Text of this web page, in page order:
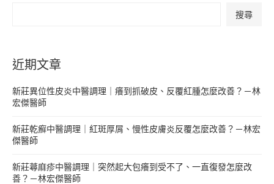
搜尋
近期文章
新莊異位性皮炎中醫調理｜癢到抓破皮、反覆紅腫怎麼改善？－林
宏傑醫師
新莊乾癬中醫調理｜紅斑厚屑、慢性皮膚炎反覆怎麼改善？－林宏
傑醫師
新莊蕁麻疹中醫調理｜突然起大包癢到受不了、一直復發怎麼改
善？－林宏傑醫師